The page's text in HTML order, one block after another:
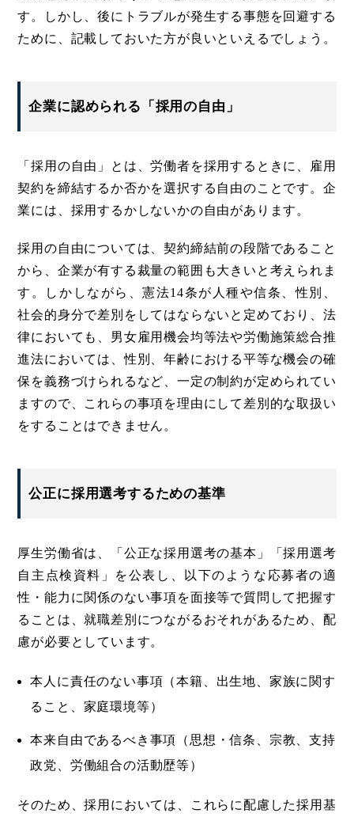
す。しかし、後にトラブルが発生する事態を回避する
ために、記載しておいた方が良いといえるでしょう。
企業に認められる「採用の自由」
「採用の自由」とは、労働者を採用するときに、雇用
契約を締結するか否かを選択する自由のことです。企
業には、採用するかしないかの自由があります。
採用の自由については、契約締結前の段階であること
から、企業が有する裁量の範囲も大きいと考えられま
す。しかしながら、憲法14条が人種や信条、性別、
社会的身分で差別をしてはならないと定めており、法
律においても、男女雇用機会均等法や労働施策総合推
進法においては、性別、年齢における平等な機会の確
保を義務づけられるなど、一定の制約が定められてい
ますので、これらの事項を理由にして差別的な取扱い
をすることはできません。
公正に採用選考するための基準
厚生労働省は、「公正な採用選考の基本」「採用選考
自主点検資料」を公表し、以下のような応募者の適
性・能力に関係のない事項を面接等で質問して把握す
ることは、就職差別につながるおそれがあるため、配
慮が必要としています。
本人に責任のない事項（本籍、出生地、家族に関す
ること、家庭環境等）
本来自由であるべき事項（思想・信条、宗教、支持
政党、労働組合の活動歴等）
そのため、採用においては、これらに配慮した採用基